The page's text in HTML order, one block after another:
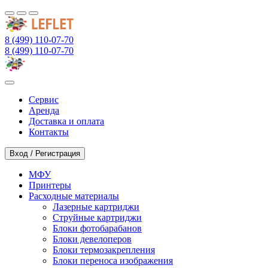
8 (499) 110-07-70
8 (499) 110-07-70
Сервис
Аренда
Доставка и оплата
Контакты
Вход / Регистрация
МФУ
Принтеры
Расходные материалы
Лазерные картриджи
Струйные картриджи
Блоки фотобарабанов
Блоки девелоперов
Блоки термозакрепления
Блоки переноса изображения